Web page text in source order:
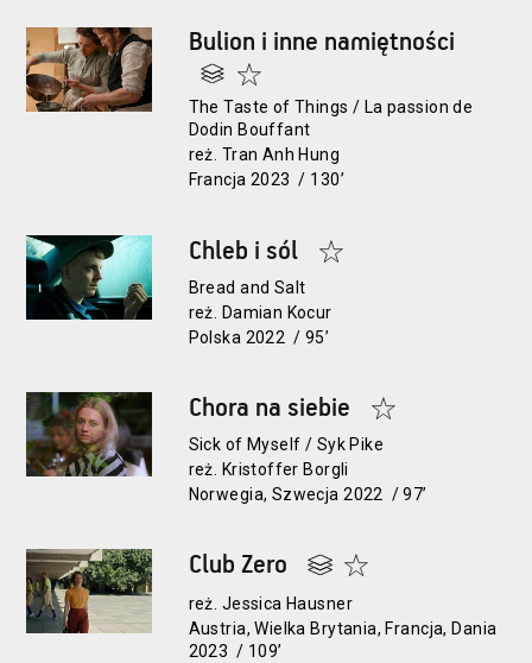
Bulion i inne namiętności
The Taste of Things / La passion de
Dodin Bouffant
reż. Tran Anh Hung
Francja 2023 / 130’
Chleb i sól
Bread and Salt
reż. Damian Kocur
Polska 2022 / 95’
Chora na siebie
Sick of Myself / Syk Pike
reż. Kristoffer Borgli
Norwegia, Szwecja 2022 / 97’
Club Zero
reż. Jessica Hausner
Austria, Wielka Brytania, Francja, Dania
2023 / 109’